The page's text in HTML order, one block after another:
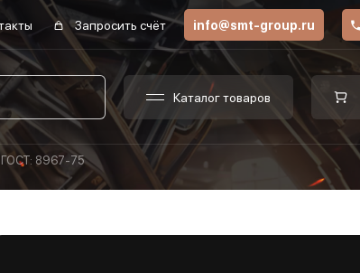
Запросить счёт info@smt-group.ru
Каталог товаров
ГОСТ: 8967-75